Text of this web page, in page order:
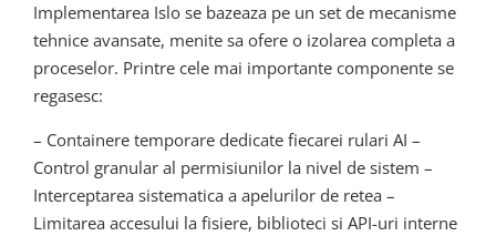
Implementarea Islo se bazeaza pe un set de mecanisme
tehnice avansate, menite sa ofere o izolarea completa a
proceselor. Printre cele mai importante componente se
regasesc:
– Containere temporare dedicate fiecarei rulari AI –
Control granular al permisiunilor la nivel de sistem –
Interceptarea sistematica a apelurilor de retea –
Limitarea accesului la fisiere, biblioteci si API-uri interne